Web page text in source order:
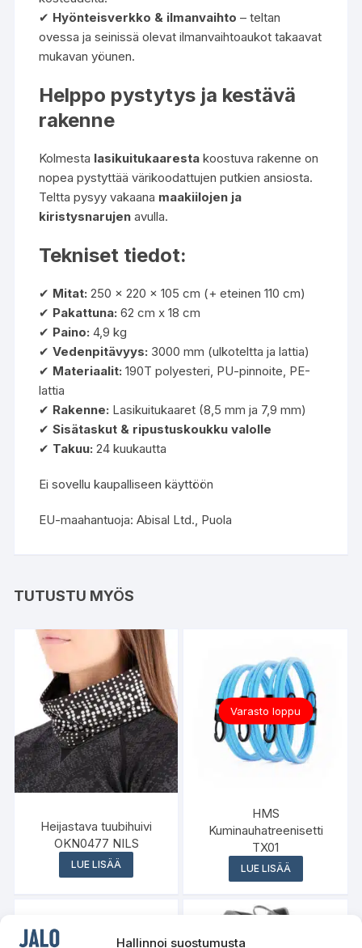
Hallinnoi suostumusta
✔ Hyönteisverkko & ilmanvaihto – teltan
ovessa ja seinissä olevat ilmanvaihtoaukot takaavat
mukavan yöunen.
Helppo pystytys ja kestävä
rakenne
Kolmesta lasikuitukaaresta koostuva rakenne on
nopea pystyttää värikoodattujen putkien ansiosta.
Teltta pysyy vakaana maakiilojen ja
kiristysnarujen avulla.
Tekniset tiedot:
✔ Mitat: 250 x 220 x 105 cm (+ eteinen 110 cm)
✔ Pakattuna: 62 cm x 18 cm
✔ Paino: 4,9 kg
✔Vedenpitävyys: 3000 mm (ulkoteltta ja lattia)
✔ Materiaalit: 190T polyesteri, PU-pinnoite, PE-
lattia
✔ Rakenne: Lasikuitukaaret (8,5 mm ja 7,9 mm)
✔Sisätaskut & ripustuskoukku valolle
✔ Takuu: 24 kuukautta
Ei sovellu kaupalliseen käyttöön
EU-maahantuoja: Abisal Ltd., Puola
TUTUSTU MYÖS
Heijastava tuubihuivi
OKN0477 NILS
LUE LISÄÄ
Varasto loppu
HMS
Kuminauhatreenisetti
TX01
LUE LISÄÄ